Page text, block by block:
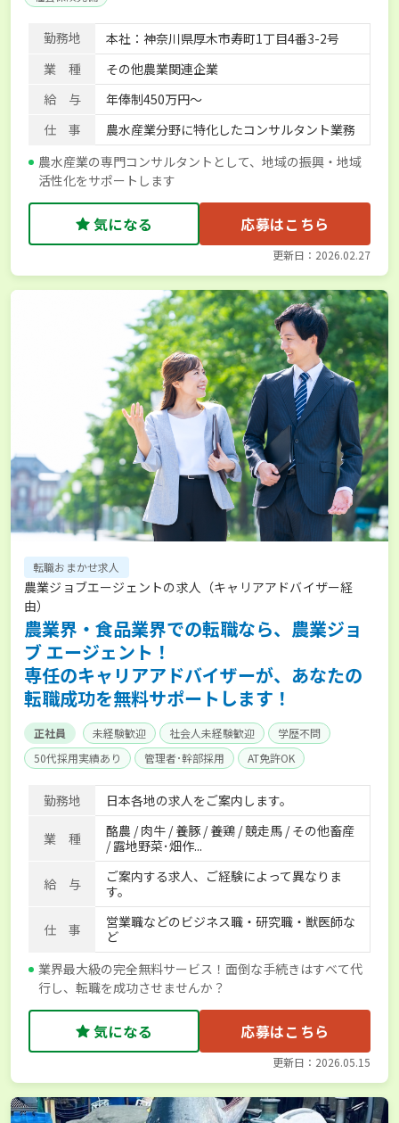
勤務地
本社：神奈川県厚木市寿町1丁目4番3-2号
業 種
その他農業関連企業
給 与
年俸制450万円～
仕 事
農水産業分野に特化したコンサルタント業務
農水産業の専門コンサルタントとして、地域の振興・地域
活性化をサポートします
気になる 応募はこちら
更新日：2026.02.27
転職おまかせ求人
農業ジョブエージェントの求人（キャリアアドバイザー経
由）
農業界・食品業界での転職なら、農業ジョ
ブ エージェント！
専任のキャリアアドバイザーが、あなたの
転職成功を無料サポートします！
正社員 未経験歓迎 社会人未経験歓迎
学歴不問
50代採用実績あり
管理者･幹部採用
AT免許OK
家賃補助制度あり
食事補助あり
残業月20時間以内
賞与実績あり
年間休日100日以上
経験者優遇
独立支援可能
社会保険完備 単身寮あり
世帯寮あり
寮･社宅相談可
勤務地 日本各地の求人をご案内します。
業 種
酪農 / 肉牛 / 養豚 / 養鶏 / 競走馬 / その他畜産
/ 露地野菜･畑作...
給 与
ご案内する求人、ご経験によって異なりま
す。
仕 事
営業職などのビジネス職・研究職・獣医師な
ど
業界最大級の完全無料サービス！面倒な手続きはすべて代
行し、転職を成功させませんか？
気になる 応募はこちら
更新日：2026.05.15